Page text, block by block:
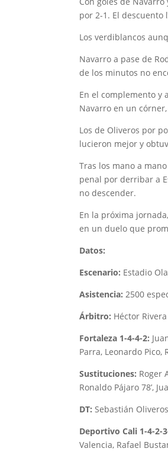
por 2-1. El
Los verdiblancos
Navarro a pase de
de los minutos no
En el complemento y
Navarro en un
Los de Oliveros por
lucieron mejor y
Tras los mano a
penal por derribar a
no descender.
En la próxima
en un duelo que
Datos:
Escenario: Estadio
Asistencia: 2500
Árbitro: Héctor
Fortaleza 1-4-4-2:
Parra, Leonardo Pico,
Sustituciones: Roger
Ronaldo Pájaro 78’,
DT: Sebastián
Deportivo Cali 1-4-2-
Valencia, Rafael